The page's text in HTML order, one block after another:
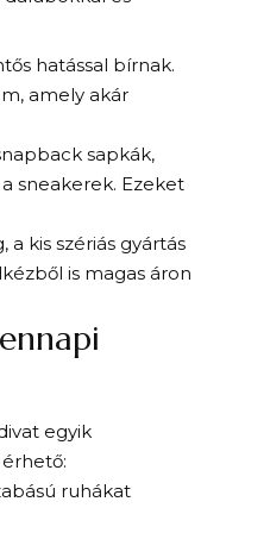
hatással bírnak.
amely akár
sapkák,
sneakerek. Ezeket
kis szériás gyártás
is magas áron
egyik
ruhákat